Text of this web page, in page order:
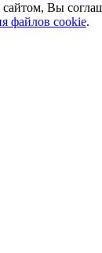
Вы
файлов cookie.